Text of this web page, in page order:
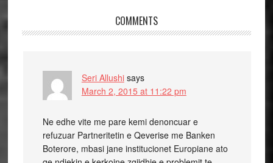
COMMENTS
Seri Allushi says
March 2, 2015 at 11:22 pm
Ne edhe vite me pare kemi denoncuar e
refuzuar Partneritetin e Qeverise me Banken
Boterore, mbasi jane institucionet Europiane ato